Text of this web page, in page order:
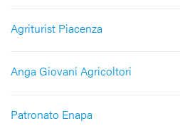
Agriturist Piacenza
Anga Giovani Agricoltori
Patronato Enapa